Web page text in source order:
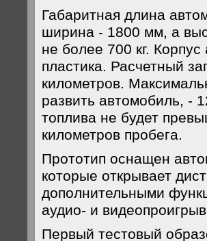
Габаритная длина
ширина - 1800 мм, а
не более 700 кг.
пластика. Расчетный
километров.
развить автомобиль, -
топлива не будет
километров пробега.
Прототип оснащен
которые открывает
дополнительными
аудио- и
Первый тестовый